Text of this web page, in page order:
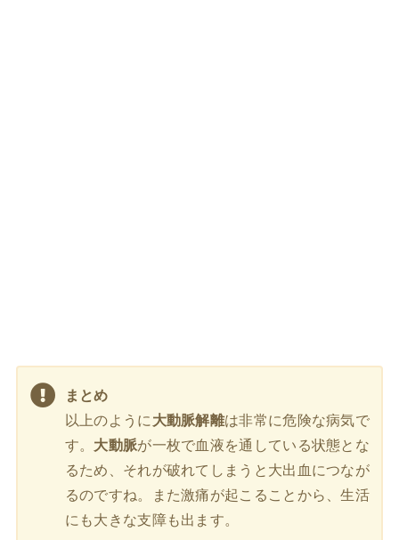
まとめ
以上のように 大動脈解離は非常に危険な病気で
す。 大動脈が一枚で血液を通している状態とな
るため、それが破れてしまうと大出血につなが
るのですね。また激痛が起こることから、生活
にも大きな支障も出ます。